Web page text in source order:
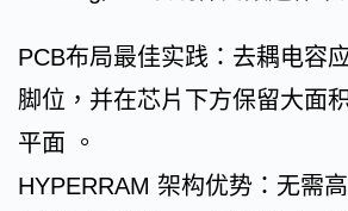
PCB布局最佳实践：去耦电容
脚位，并在芯片下方保留大面
平面 。
HYPERRAM 架构优势：无需